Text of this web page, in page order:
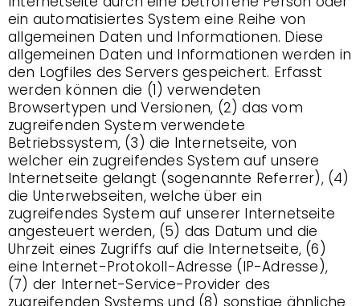
ein automatisiertes System eine Reihe von
allgemeinen Daten und Informationen. Diese
allgemeinen Daten und Informationen werden in
den Logfiles des Servers gespeichert. Erfasst
werden können die (1) verwendeten
Browsertypen und Versionen, (2) das vom
zugreifenden System verwendete
Betriebssystem, (3) die Internetseite, von
welcher ein zugreifendes System auf unsere
Internetseite gelangt (sogenannte Referrer), (4)
die Unterwebseiten, welche über ein
zugreifendes System auf unserer Internetseite
angesteuert werden, (5) das Datum und die
Uhrzeit eines Zugriffs auf die Internetseite, (6)
eine Internet-Protokoll-Adresse (IP-Adresse),
(7) der Internet-Service-Provider des
zugreifenden Systems und (8) sonstige ähnliche